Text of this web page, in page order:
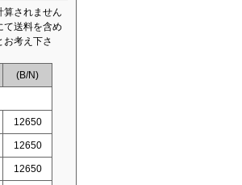
算されません
て送料を含め
考え下さ
(B/N)
12650
12650
12650